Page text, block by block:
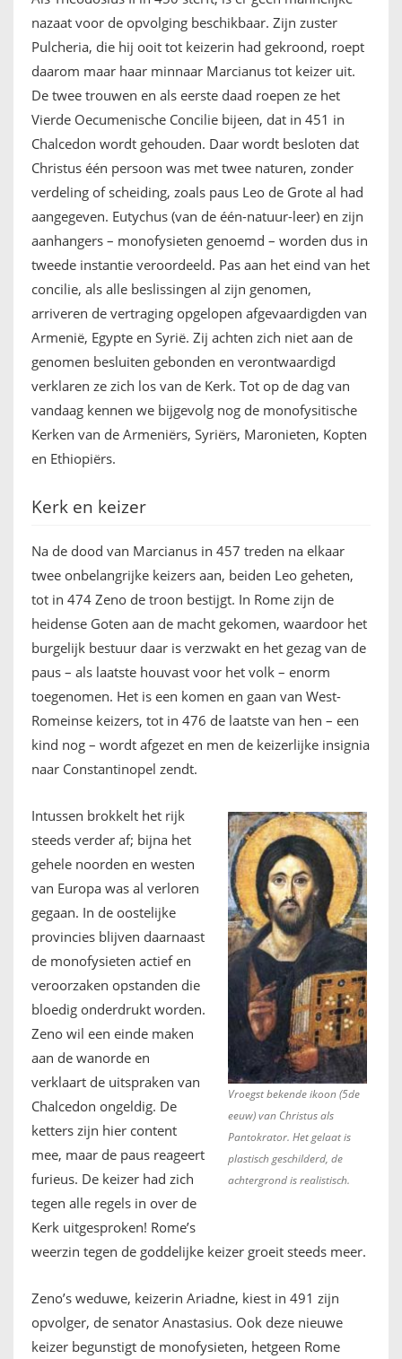
nazaat voor de opvolging beschikbaar. Zijn zuster
Pulcheria, die hij ooit tot keizerin had gekroond, roept
daarom maar haar minnaar Marcianus tot keizer uit.
De twee trouwen en als eerste daad roepen ze het
Vierde Oecumenische Concilie bijeen, dat in 451 in
Chalcedon wordt gehouden. Daar wordt besloten dat
Christus één persoon was met twee naturen, zonder
verdeling of scheiding, zoals paus Leo de Grote al had
aangegeven. Eutychus (van de één-natuur-leer) en zijn
aanhangers – monofysieten genoemd – worden dus in
tweede instantie veroordeeld. Pas aan het eind van het
concilie, als alle beslissingen al zijn genomen,
arriveren de vertraging opgelopen afgevaardigden van
Armenië, Egypte en Syrië. Zij achten zich niet aan de
genomen besluiten gebonden en verontwaardigd
verklaren ze zich los van de Kerk. Tot op de dag van
vandaag kennen we bijgevolg nog de monofysitische
Kerken van de Armeniërs, Syriërs, Maronieten, Kopten
en Ethiopiërs.
Kerk en keizer
Na de dood van Marcianus in 457 treden na elkaar
twee onbelangrijke keizers aan, beiden Leo geheten,
tot in 474 Zeno de troon bestijgt. In Rome zijn de
heidense Goten aan de macht gekomen, waardoor het
burgelijk bestuur daar is verzwakt en het gezag van de
paus – als laatste houvast voor het volk – enorm
toegenomen. Het is een komen en gaan van West-
Romeinse keizers, tot in 476 de laatste van hen – een
kind nog – wordt afgezet en men de keizerlijke insignia
naar Constantinopel zendt.
Vroegst bekende ikoon (5de
eeuw) van Christus als
Pantokrator. Het gelaat is
plastisch geschilderd, de
achtergrond is realistisch.
Intussen brokkelt het rijk
steeds verder af; bijna het
gehele noorden en westen
van Europa was al verloren
gegaan. In de oostelijke
provincies blijven daarnaast
de monofysieten actief en
veroorzaken opstanden die
bloedig onderdrukt worden.
Zeno wil een einde maken
aan de wanorde en
verklaart de uitspraken van
Chalcedon ongeldig. De
ketters zijn hier content
mee, maar de paus reageert
furieus. De keizer had zich
tegen alle regels in over de
Kerk uitgesproken! Rome’s
weerzin tegen de goddelijke keizer groeit steeds meer.
Zeno’s weduwe, keizerin Ariadne, kiest in 491 zijn
opvolger, de senator Anastasius. Ook deze nieuwe
keizer begunstigt de monofysieten, hetgeen Rome